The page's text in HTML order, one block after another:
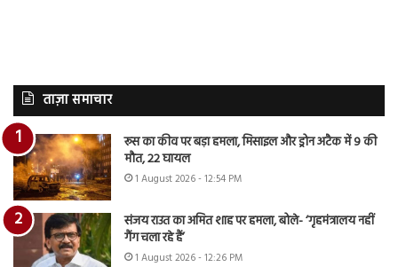
ताज़ा समाचार
रूस का कीव पर बड़ा हमला, मिसाइल और ड्रोन अटैक में 9 की
मौत, 22 घायल
1 August 2026 - 12:54 PM
संजय राउत का अमित शाह पर हमला, बोले- ‘गृहमंत्रालय नहीं
गैंग चला रहे हैं’
1 August 2026 - 12:26 PM